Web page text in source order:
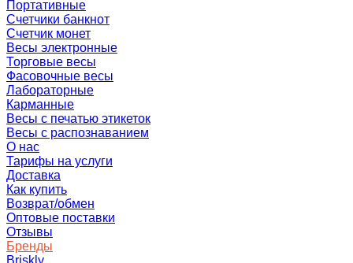
Портативные
Счетчики банкнот
Счетчик монет
Весы электронные
Торговые весы
Фасовочные весы
Лабораторные
Карманные
Весы с печатью этикеток
Весы с распознаванием
О нас
Тарифы на услуги
Доставка
Как купить
Возврат/обмен
Оптовые поставки
Отзывы
Бренды
Briskly